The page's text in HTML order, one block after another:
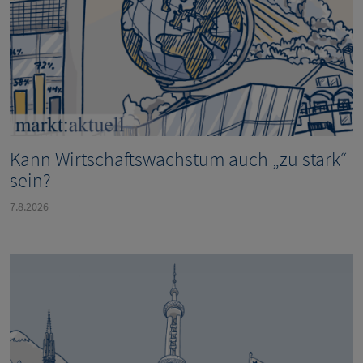
Kann Wirtschaftswachstum auch „zu stark“
sein?
7.8.2026